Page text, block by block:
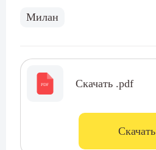
Милан
PDF Скачать .pdf
Скачать